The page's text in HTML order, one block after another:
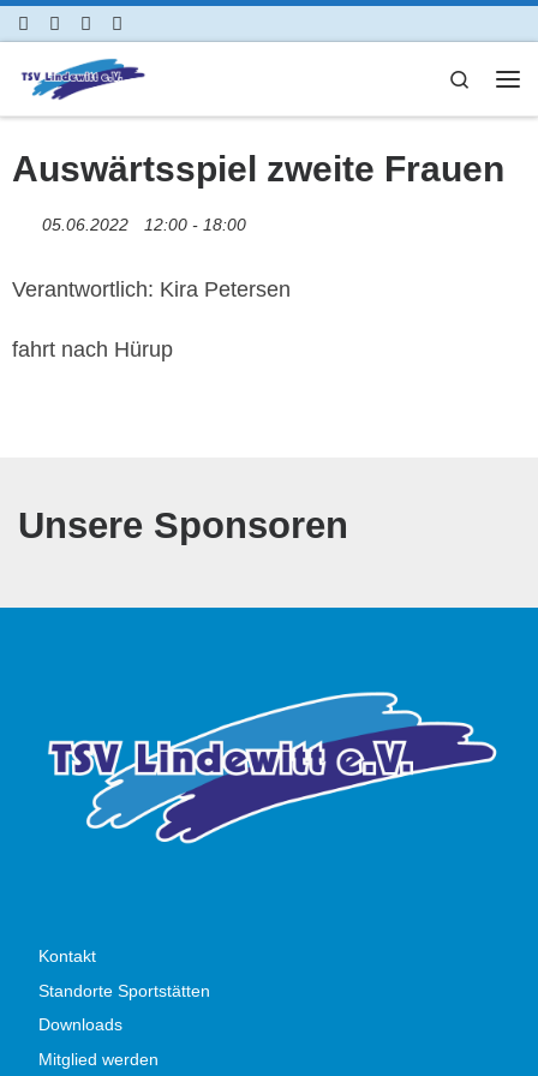
Zum Inhalt springen
Search
Auswärtsspiel zweite Frauen
05.06.2022 12:00 - 18:00
Verantwortlich: Kira Petersen
fahrt nach Hürup
Unsere Sponsoren
Kontakt
Standorte Sportstätten
Downloads
Mitglied werden